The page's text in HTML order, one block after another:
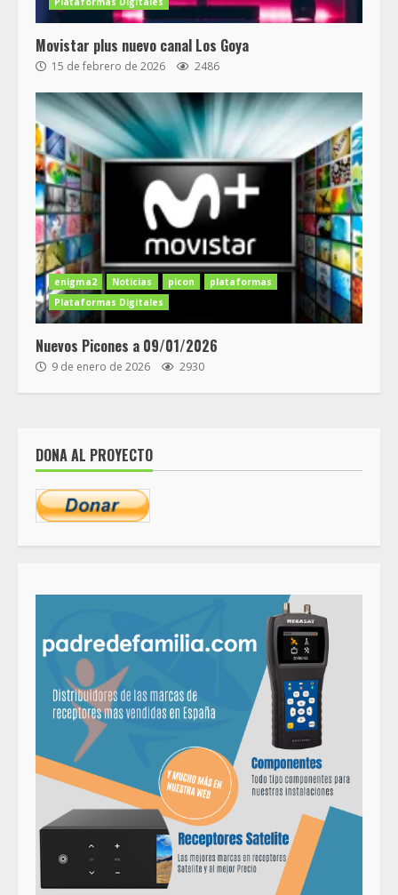
Movistar plus nuevo canal Los Goya
15 de febrero de 2026 2486
enigma2 Noticias picon
plataformas
Plataformas Digitales
Nuevos Picones a 09/01/2026
9 de enero de 2026 2930
DONA AL PROYECTO